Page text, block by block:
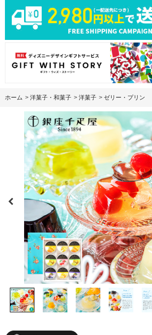
ホーム > 洋菓子・和菓子 > 洋菓子 > ゼリー・プリン